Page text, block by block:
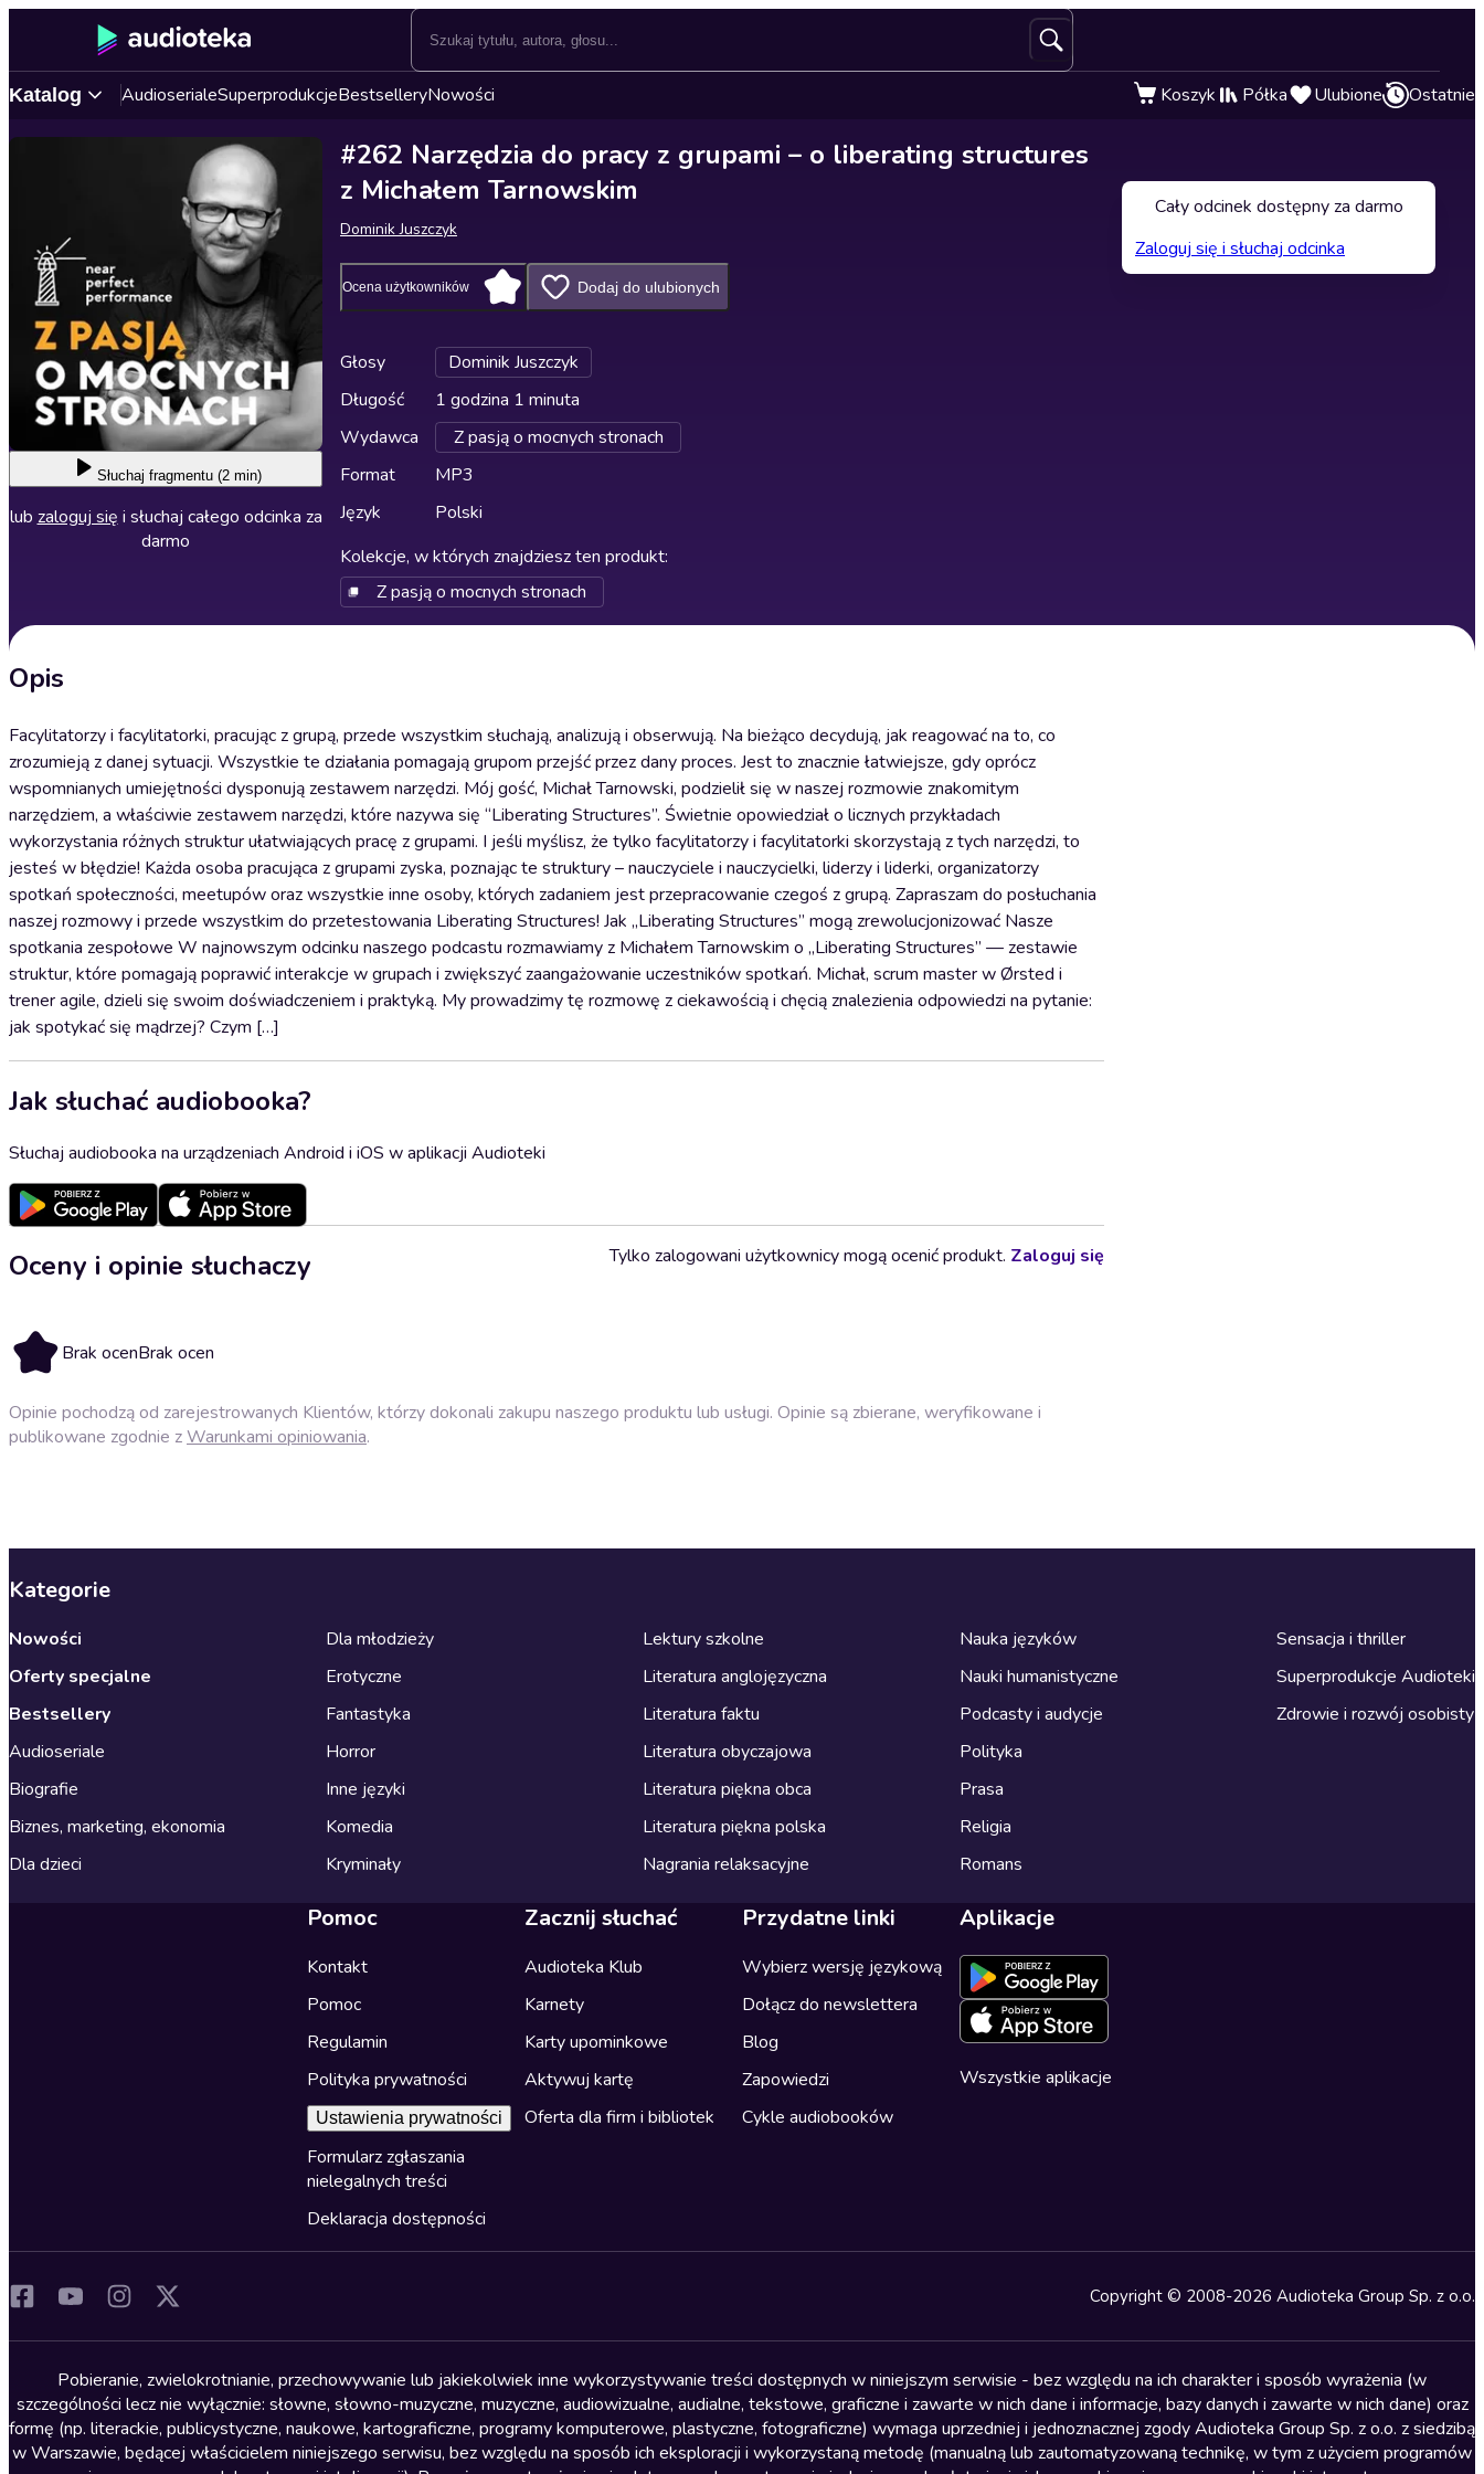
Katalog AudioserialeSuperprodukcjeBestselleryNowości Koszyk Półka Ulubione Ostatnie
Słuchaj fragmentu (2 min)
lub zaloguj się i słuchaj całego odcinka za
darmo
#262 Narzędzia do pracy z grupami – o liberating structures
z Michałem Tarnowskim
Dominik Juszczyk
Ocena użytkowników Dodaj do ulubionych
Głosy
Dominik Juszczyk
Długość
1 godzina 1 minuta
Wydawca
Z pasją o mocnych stronach
Format
MP3
Język
Polski
Kolekcje, w których znajdziesz ten produkt:
Z pasją o mocnych stronach
Opis
Facylitatorzy i facylitatorki, pracując z grupą, przede wszystkim słuchają, analizują i obserwują. Na bieżąco decydują, jak reagować na to, co
zrozumieją z danej sytuacji. Wszystkie te działania pomagają grupom przejść przez dany proces. Jest to znacznie łatwiejsze, gdy oprócz
wspomnianych umiejętności dysponują zestawem narzędzi. Mój gość, Michał Tarnowski, podzielił się w naszej rozmowie znakomitym
narzędziem, a właściwie zestawem narzędzi, które nazywa się “Liberating Structures”. Świetnie opowiedział o licznych przykładach
wykorzystania różnych struktur ułatwiających pracę z grupami. I jeśli myślisz, że tylko facylitatorzy i facylitatorki skorzystają z tych narzędzi, to
jesteś w błędzie! Każda osoba pracująca z grupami zyska, poznając te struktury – nauczyciele i nauczycielki, liderzy i liderki, organizatorzy
spotkań społeczności, meetupów oraz wszystkie inne osoby, których zadaniem jest przepracowanie czegoś z grupą. Zapraszam do posłuchania
naszej rozmowy i przede wszystkim do przetestowania Liberating Structures! Jak „Liberating Structures” mogą zrewolucjonizować Nasze
spotkania zespołowe W najnowszym odcinku naszego podcastu rozmawiamy z Michałem Tarnowskim o „Liberating Structures” — zestawie
struktur, które pomagają poprawić interakcje w grupach i zwiększyć zaangażowanie uczestników spotkań. Michał, scrum master w Ørsted i
trener agile, dzieli się swoim doświadczeniem i praktyką. My prowadzimy tę rozmowę z ciekawością i chęcią znalezienia odpowiedzi na pytanie:
jak spotykać się mądrzej? Czym […]
Jak słuchać audiobooka?
Słuchaj audiobooka na urządzeniach Android i iOS w aplikacji Audioteki
Oceny i opinie słuchaczy
Brak ocenBrak ocen
Tylko zalogowani użytkownicy mogą ocenić produkt. Zaloguj się
Opinie pochodzą od zarejestrowanych Klientów, którzy dokonali zakupu naszego produktu lub usługi. Opinie są zbierane, weryfikowane i
publikowane zgodnie zWarunkami opiniowania.
Cały odcinek dostępny za darmo
Zaloguj się i słuchaj odcinka
Kategorie
Nowości
Oferty specjalne
Bestsellery
Audioseriale
Biografie
Biznes, marketing, ekonomia
Dla dzieci
Dla młodzieży
Erotyczne
Fantastyka
Horror
Inne języki
Komedia
Kryminały
Lektury szkolne
Literatura anglojęzyczna
Literatura faktu
Literatura obyczajowa
Literatura piękna obca
Literatura piękna polska
Nagrania relaksacyjne
Nauka języków
Nauki humanistyczne
Podcasty i audycje
Polityka
Prasa
Religia
Romans
Sensacja i thriller
Superprodukcje Audioteki
Zdrowie i rozwój osobisty
Pomoc
Kontakt
Pomoc
Regulamin
Polityka prywatności
Ustawienia prywatności
Formularz zgłaszania
nielegalnych treści
Deklaracja dostępności
Zacznij słuchać
Audioteka Klub
Karnety
Karty upominkowe
Aktywuj kartę
Oferta dla firm i bibliotek
Przydatne linki
Wybierz wersję językową
Dołącz do newslettera
Blog
Zapowiedzi
Cykle audiobooków
Aplikacje
Wszystkie aplikacje
Copyright © 2008-2026 Audioteka Group Sp. z o.o.
Pobieranie, zwielokrotnianie, przechowywanie lub jakiekolwiek inne wykorzystywanie treści dostępnych w niniejszym serwisie - bez względu na ich charakter i sposób wyrażenia (w
szczególności lecz nie wyłącznie: słowne, słowno-muzyczne, muzyczne, audiowizualne, audialne, tekstowe, graficzne i zawarte w nich dane i informacje, bazy danych i zawarte w nich dane) oraz
formę (np. literackie, publicystyczne, naukowe, kartograficzne, programy komputerowe, plastyczne, fotograficzne) wymaga uprzedniej i jednoznacznej zgody Audioteka Group Sp. z o.o. z siedzibą
w Warszawie, będącej właścicielem niniejszego serwisu, bez względu na sposób ich eksploracji i wykorzystaną metodę (manualną lub zautomatyzowaną technikę, w tym z użyciem programów